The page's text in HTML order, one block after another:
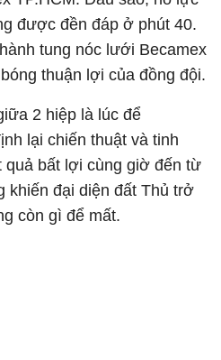
được đền đáp ở phút 40.
tung nóc lưới Becamex
thuận lợi của đồng đội.
2 hiệp là lúc để
lại chiến thuật và tinh
quả bất lợi cùng giờ đến từ
khiến đại diện đất Thủ trở
còn gì để mất.